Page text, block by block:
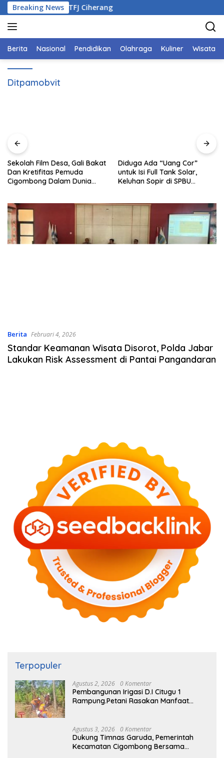
Langsung
ke
konten
Breaking News
Gratis TFJ Ciherang
Berita Nasional Pendidikan Olahraga Kuliner Wisata
Ditpamobvit
Sekolah Film Desa, Gali Bakat
Dan Kretifitas Pemuda
Cigombong Dalam Dunia
Diduga Ada “Uang Cor”
untuk Isi Full Tank Solar,
Keluhan Sopir di SPBU
Berita Februari 4, 2026
Standar Keamanan Wisata Disorot, Polda Jabar
Lakukan Risk Assessment di Pantai Pangandaran
Terpopuler
Agustus 2, 2026 0 Komentar
Pembangunan Irigasi D.I Citugu 1
Rampung.Petani Rasakan Manfaat
Agustus 3, 2026 0 Komentar
Dukung Timnas Garuda, Pemerintah
Kecamatan Cigombong Bersama